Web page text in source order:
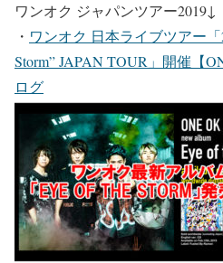
ワンオク ジャパンツアー2019↓
・ ワンオク 日本ライブツアー「
Storm” JAPAN TOUR」開催【
ログ